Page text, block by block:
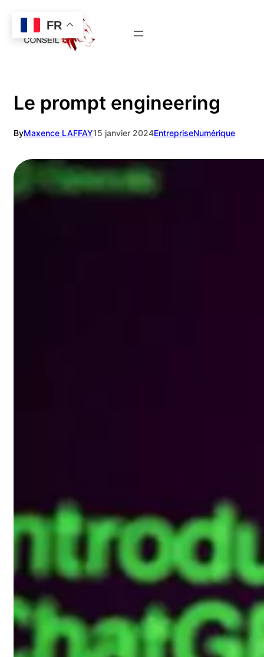
Le prompt engineering
ByMaxence LAFFAY15 janvier 2024EntrepriseNumérique
FR